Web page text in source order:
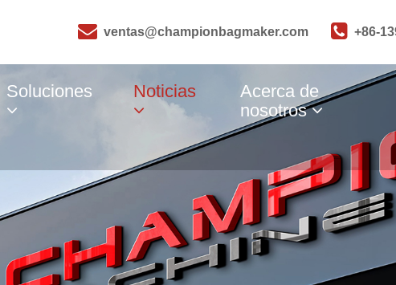
ventas@championbagmaker.com +86-
Soluciones Noticias
Acerca de
nosotros